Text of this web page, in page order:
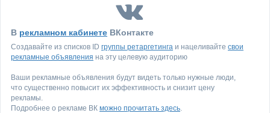
В рекламном кабинете ВКонтакте
Создавайте из списков ID группы ретаргетинга и нацеливайте свои
рекламные объявления на эту целевую аудиторию
Ваши рекламные объявления будут видеть только нужные люди,
что существенно повысит их эффективность и снизит цену
рекламы.
Подробнее о рекламе ВК можно прочитать здесь.